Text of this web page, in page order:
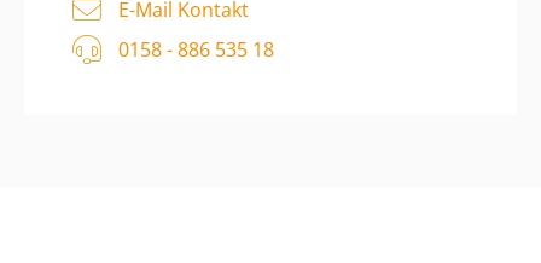
E-Mail Kontakt
0158 - 886 535 18